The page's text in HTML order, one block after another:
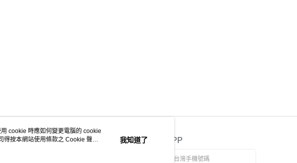
客服資訊 官方APP
cookie 時應如何變更電腦的 cookie
得按本網站使用條款之 Cookie 聲明
我知道了